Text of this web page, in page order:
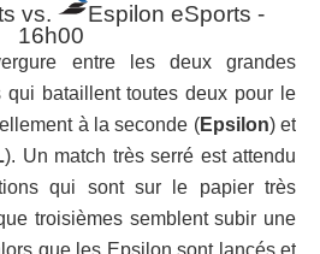
vs.
Espilon eSports -
16h00
entre les deux grandes
qui bataillent toutes deux pour le
à la seconde (Epsilon) et
). Un match très serré est attendu
qui sont sur le papier très
troisièmes semblent subir une
que les Epsilon sont lancés et